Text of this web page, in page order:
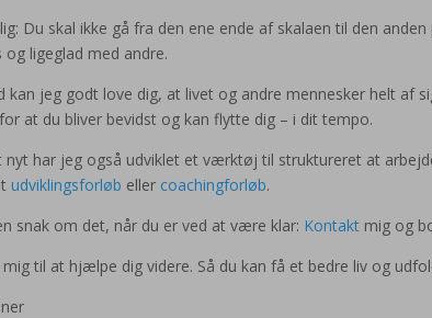
Du skal ikke gå fra den ene ende af skalaen til den
og ligeglad med andre.
kan jeg godt love dig, at livet og andre mennesker helt af
at du bliver bevidst og kan flytte dig – i dit tempo.
nyt har jeg også udviklet et værktøj til struktureret at
udviklingsforløb eller coachingforløb.
snak om det, når du er ved at være klar: Kontakt mig og
mig til at hjælpe dig videre. Så du kan få et bedre liv og